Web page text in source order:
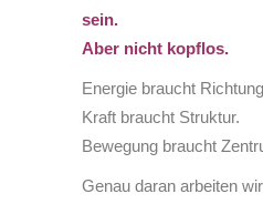
sein.
Aber nicht kopflos.
Energie braucht
Kraft braucht Struktur.
Bewegung braucht
Genau daran arbeiten